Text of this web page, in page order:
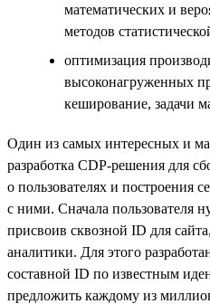
математических и
методов
оптимизация
высоконагруженных
кеширование, задачи
Один из самых интересных и
разработка CDP-решения для
о пользователях и построения
с ними. Сначала пользователя
присвоив сквозной ID для
аналитики. Для этого
составной ID по известным
предложить каждому из